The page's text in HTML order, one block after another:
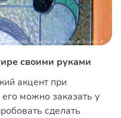
своими руками
акцент при
можно заказать у
сделать